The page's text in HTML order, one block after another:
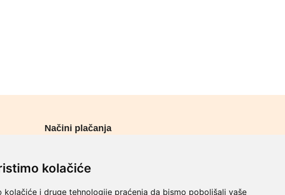
kolačiće
kolačiće i druge tehnologije praćenja da bismo poboljšali vaše
Načini plačanja